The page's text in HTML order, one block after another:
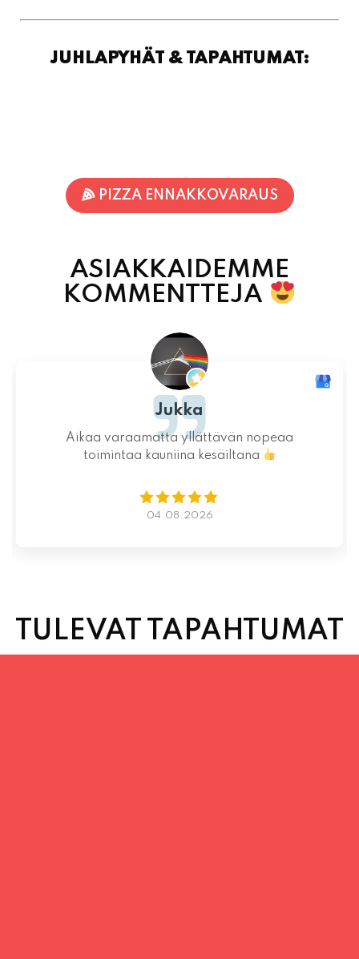
JUHLAPYHÄT & TAPAHTUMAT:
PIZZA ENNAKKOVARAUS
ASIAKKAIDEMME
KOMMENTTEJA
Jukka
Aikaa varaamatta yllättävän nopeaa
toimintaa kauniina kesäiltana
04.08.2026
TULEVAT TAPAHTUMAT